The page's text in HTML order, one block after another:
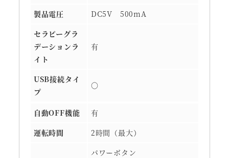
製品電圧
DC5V 500mA
セラピーグラ
デーションラ
イト
有
USB接続タイ
プ
〇
自動OFF機能
有
運転時間
2時間（最大）
パワーボタン